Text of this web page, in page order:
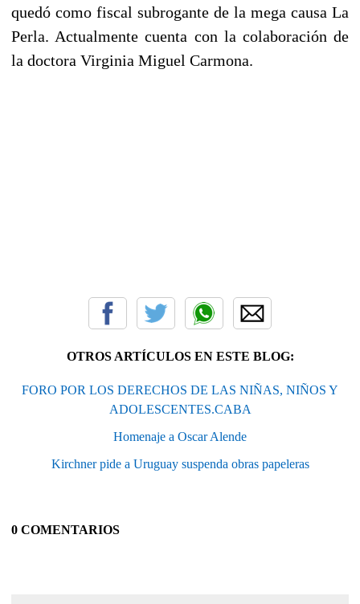
quedó como fiscal subrogante de la mega causa La
Perla. Actualmente cuenta con la colaboración de
la doctora Virginia Miguel Carmona.
OTROS ARTÍCULOS EN ESTE BLOG:
FORO POR LOS DERECHOS DE LAS NIÑAS, NIÑOS Y
ADOLESCENTES.CABA
Homenaje a Oscar Alende
Kirchner pide a Uruguay suspenda obras papeleras
0 COMENTARIOS